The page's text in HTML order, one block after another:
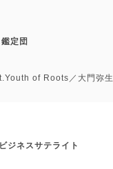
定団
of Roots／大門弥生
ジネスサテライト